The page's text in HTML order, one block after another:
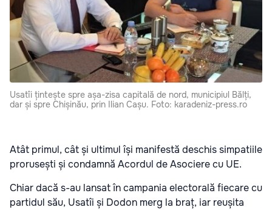
Usatîi țintește spre așa-zisa capitală de nord, municipiul Bălți,
dar și spre Chișinău, prin Ilian Cașu. Foto: karadeniz-press.ro
Atât primul, cât și ultimul își manifestă deschis simpatiile
prorusești și condamnă Acordul de Asociere cu UE.
Chiar dacă s-au lansat în campania electorală fiecare cu
partidul său, Usatîi și Dodon merg la braț, iar reușita